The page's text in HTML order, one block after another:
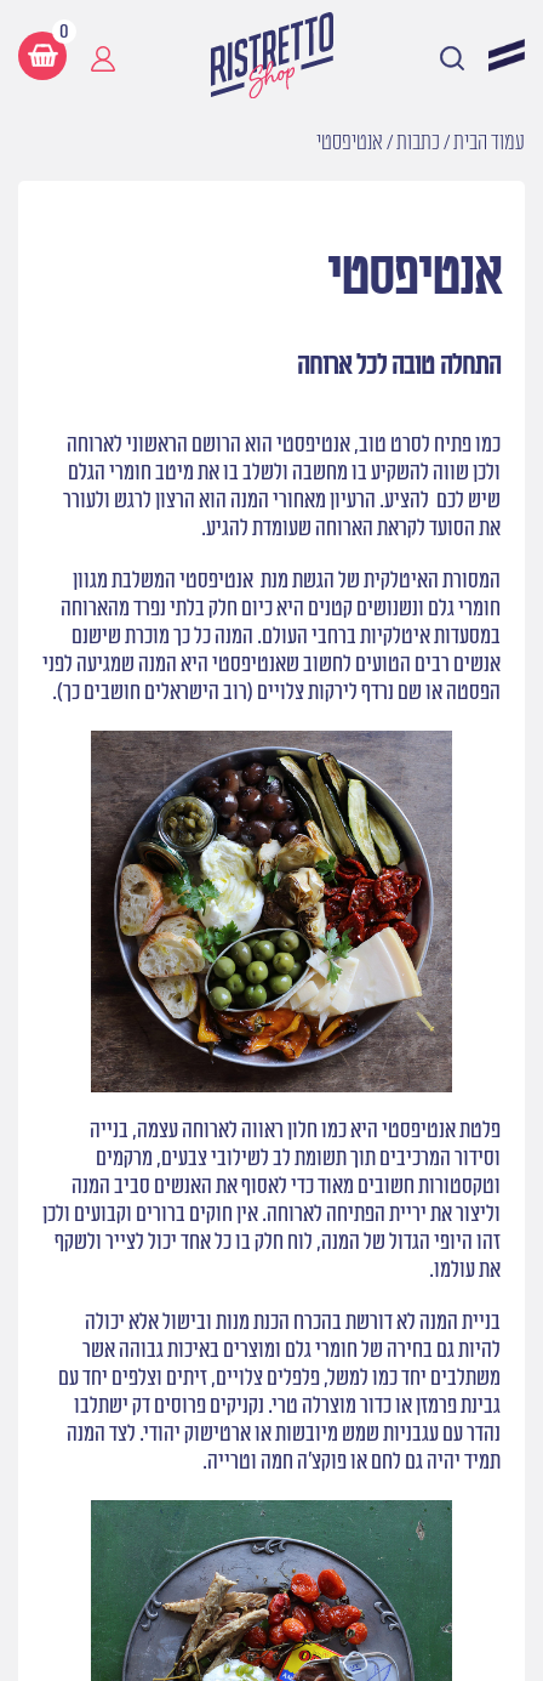
0
עמוד הבית/כתבות/אנטיפסטי
אנטיפסטי
התחלה טובה לכל ארוחה
כמו פתיח לסרט טוב, אנטיפסטי הוא הרושם הראשוני לארוחה
ולכן שווה להשקיע בו מחשבה ולשלב בו את מיטב חומרי הגלם
שיש לכם להציע. הרעיון מאחורי המנה הוא הרצון לרגש ולעורר
את הסועד לקראת הארוחה שעומדת להגיע.
המסורת האיטלקית של הגשת מנת אנטיפסטי המשלבת מגוון
חומרי גלם ונשנושים קטנים היא כיום חלק בלתי נפרד מהארוחה
במסעדות איטלקיות ברחבי העולם. המנה כל כך מוכרת שישנם
אנשים רבים הטועים לחשוב שאנטיפסטי היא המנה שמגיעה לפני
הפסטה או שם נרדף לירקות צלויים (רוב הישראלים חושבים כך).
פלטת אנטיפסטי היא כמו חלון ראווה לארוחה עצמה, בנייה
וסידור המרכיבים תוך תשומת לב לשילובי צבעים, מרקמים
וטקסטורות חשובים מאוד כדי לאסוף את האנשים סביב המנה
וליצור את יריית הפתיחה לארוחה. אין חוקים ברורים וקבועים ולכן
זהו היופי הגדול של המנה, לוח חלק בו כל אחד יכול לצייר ולשקף
את עולמו.
בניית המנה לא דורשת בהכרח הכנת מנות ובישול אלא יכולה
להיות גם בחירה של חומרי גלם ומוצרים באיכות גבוהה אשר
משתלבים יחד כמו למשל, פלפלים צלויים, זיתים וצלפים יחד עם
גבינת פרמזן או כדור מוצרלה טרי. נקניקים פרוסים דק ישתלבו
נהדר עם עגבניות שמש מיובשות או ארטישוק יהודי. לצד המנה
תמיד יהיה גם לחם או פוקצ׳ה חמה וטרייה.